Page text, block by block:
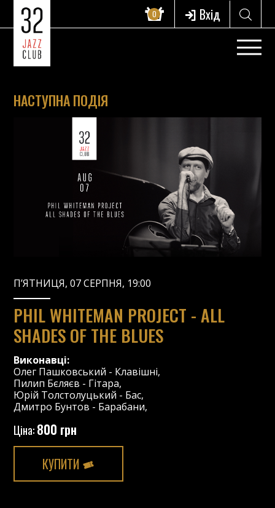
0 Вхід
НАСТУПНА ПОДІЯ
П’ЯТНИЦЯ, 07 СЕРПНЯ, 19:00
PHIL WHITEMAN PROJECT - ALL
SHADES OF THE BLUES
Виконавці:
Олег Пашковський - Клавішні,
Пилип Бєляєв - Гітара,
Юрій Толстолуцький - Бас,
Дмитро Бунтов - Барабани,
Ціна:800 грн
КУПИТИ